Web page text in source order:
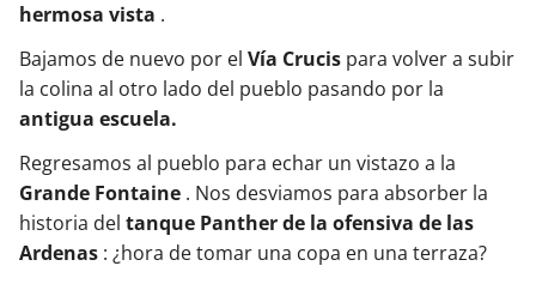
hermosa vista .
Bajamos de nuevo por el Vía Crucis para volver a subir
la colina al otro lado del pueblo pasando por la
antigua escuela.
Regresamos al pueblo para echar un vistazo a la
Grande Fontaine . Nos desviamos para absorber la
historia del tanque Panther de la ofensiva de las
Ardenas : ¿hora de tomar una copa en una terraza?